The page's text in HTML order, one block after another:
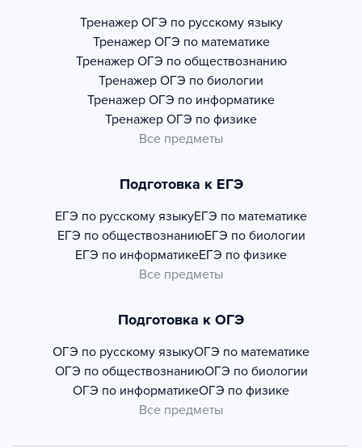
Тренажер ОГЭ по русскому языку
Тренажер ОГЭ по математике
Тренажер ОГЭ по обществознанию
Тренажер ОГЭ по биологии
Тренажер ОГЭ по информатике
Тренажер ОГЭ по физике
Все предметы
Подготовка к ЕГЭ
ЕГЭ по русскому языкуЕГЭ по математике
ЕГЭ по обществознаниюЕГЭ по биологии
ЕГЭ по информатикеЕГЭ по физике
Все предметы
Подготовка к ОГЭ
ОГЭ по русскому языкуОГЭ по математике
ОГЭ по обществознаниюОГЭ по биологии
ОГЭ по информатикеОГЭ по физике
Все предметы